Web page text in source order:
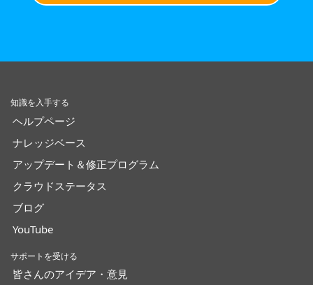
知識を入手する
ヘルプページ
ナレッジベース
アップデート＆修正プログラム
クラウドステータス
ブログ
YouTube
サポートを受ける
皆さんのアイデア・意見